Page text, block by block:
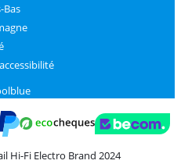
Bas
via ClickToPay
Hi-Fi Electro Brand 2024